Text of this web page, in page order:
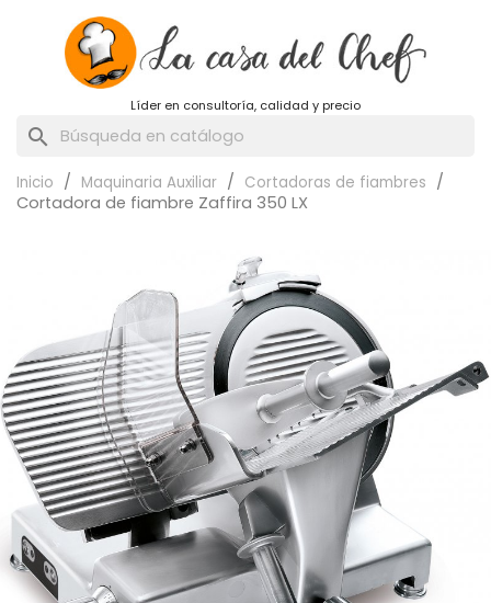
Líder en consultoría, calidad y precio
search
Inicio Maquinaria Auxiliar Cortadoras de fiambres
Cortadora de fiambre Zaffira 350 LX